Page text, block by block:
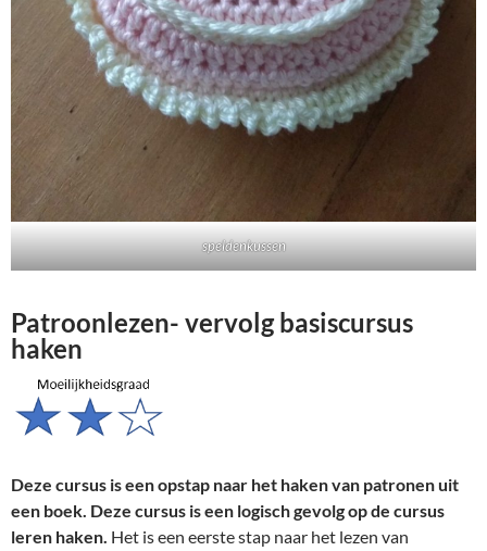
speldenkussen
Patroonlezen- vervolg basiscursus
haken
Deze cursus is een opstap naar het haken van patronen uit
een boek. Deze cursus is een logisch gevolg op de cursus
leren haken. Het is een eerste stap naar het lezen van